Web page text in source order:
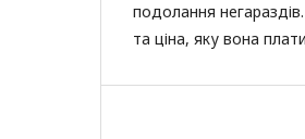
подолання
та ціна, яку вона